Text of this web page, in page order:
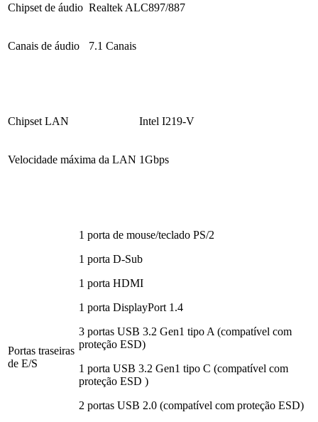
Chipset de áudio Realtek ALC897/887
Canais de áudio 7.1 Canais
Chipset LAN Intel I219-V
Velocidade máxima da LAN 1Gbps
Portas traseiras
de E/S
1 porta de mouse/teclado PS/2
1 porta D-Sub
1 porta HDMI
1 porta DisplayPort 1.4
3 portas USB 3.2 Gen1 tipo A (compatível com
proteção ESD)
1 porta USB 3.2 Gen1 tipo C (compatível com
proteção ESD )
2 portas USB 2.0 (compatível com proteção ESD)